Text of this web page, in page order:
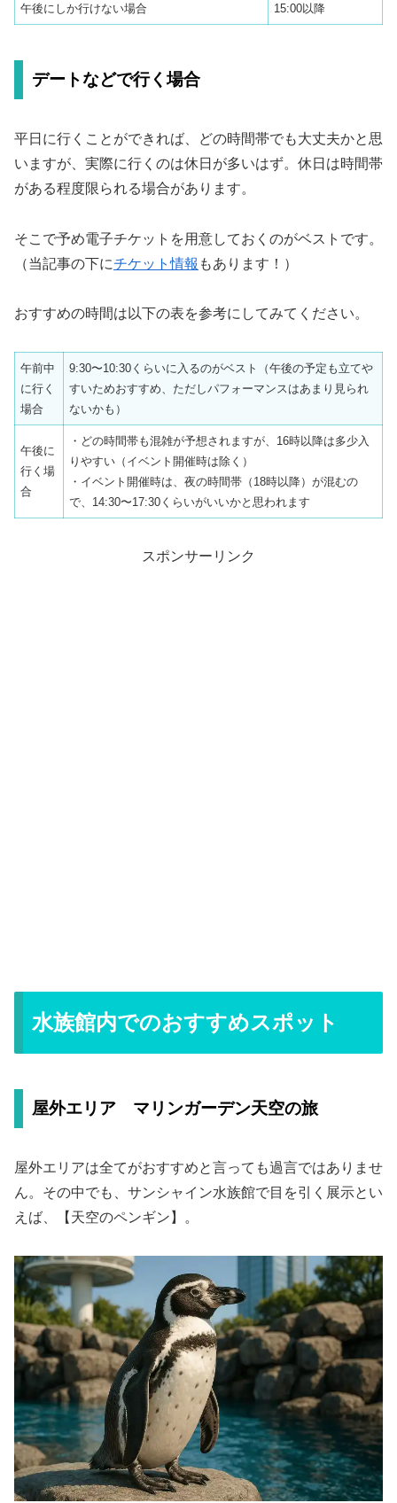
午後にしか行けない場合 15:00以降
デートなどで行く場合
平日に行くことができれば、どの時間帯でも大丈夫かと思
いますが、実際に行くのは休日が多いはず。休日は時間帯
がある程度限られる場合があります。
そこで予め電子チケットを用意しておくのがベストです。
（当記事の下にチケット情報 もあります！）
おすすめの時間は以下の表を参考にしてみてください。
午前中
に行く
場合
9:30〜10:30くらいに入るのがベスト（午後の予定も立てや
すいためおすすめ、ただしパフォーマンスはあまり見られ
ないかも）
午後に
行く場
合
・どの時間帯も混雑が予想されますが、16時以降は多少入
りやすい（イベント開催時は除く）
・イベント開催時は、夜の時間帯（18時以降）が混むの
で、14:30〜17:30くらいがいいかと思われます
スポンサーリンク
水族館内でのおすすめスポット
屋外エリア マリンガーデン天空の旅
屋外エリアは全てがおすすめと言っても過言ではありませ
ん。その中でも、サンシャイン水族館で目を引く展示とい
えば、【天空のペンギン】。